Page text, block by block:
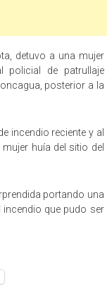
detuvo a una mujer
policial de patrullaje
posterior a la
incendio reciente y al
huía del sitio del
portando una
que pudo ser